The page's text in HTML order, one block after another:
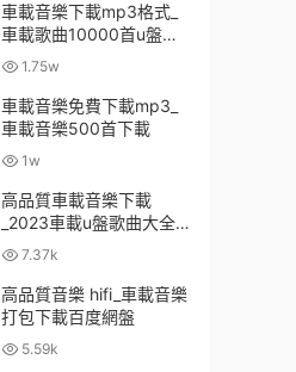
車載音樂下載mp3格式_
車載歌曲10000首u盤免
費 1.75w
車載音樂免費下載mp3_
車載音樂500首下載
1w
高品質車載音樂下載
_2023車載u盤歌曲大全下
載 7.37k
高品質音樂 hifi_車載音樂
打包下載百度網盤
5.59k